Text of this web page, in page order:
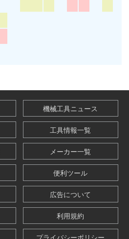
機械工具ニュース
工具情報一覧
メーカー一覧
便利ツール
広告について
利用規約
プライバシーポリシー